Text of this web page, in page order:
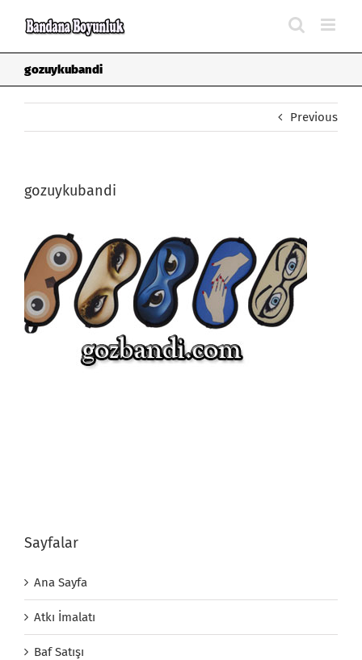
gozuykubandi
Previous
gozuykubandi
Sayfalar
Ana Sayfa
Atkı İmalatı
Baf Satışı